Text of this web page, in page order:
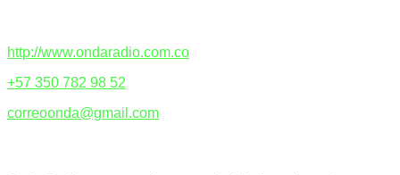
http://www.ondaradio.com.co
+57 350 782 98 52
correoonda@gmail.com